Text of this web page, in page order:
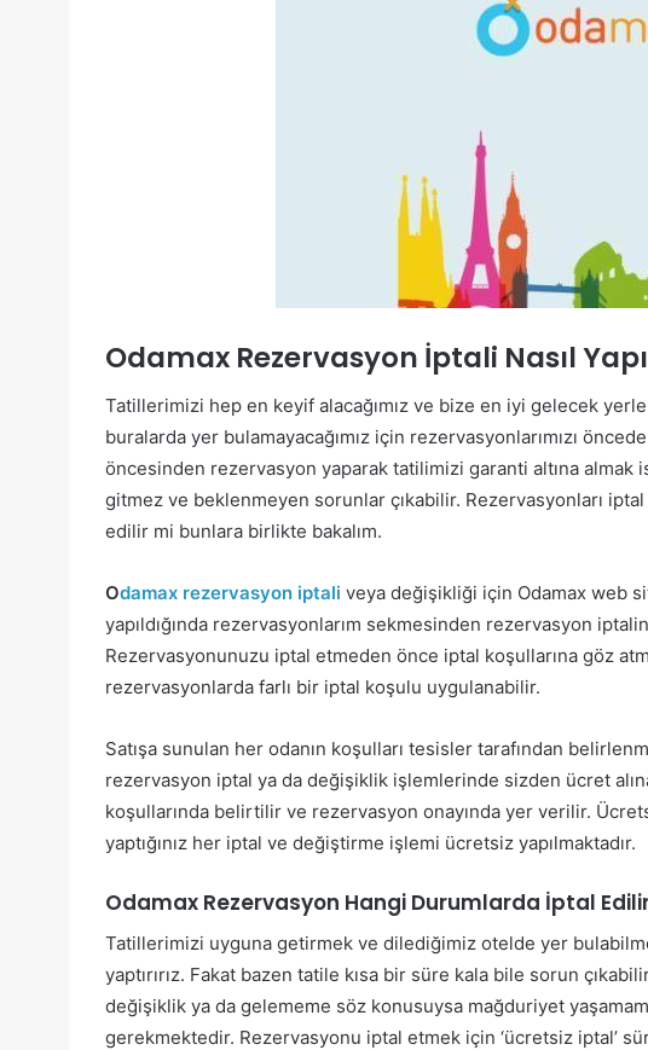
Odamax Rezervasyon İptali Nasıl
Tatillerimizi hep en keyif alacağımız ve bize en iyi gelecek
buralarda yer bulamayacağımız için rezervasyonlarımızı
öncesinden rezervasyon yaparak tatilimizi garanti altına
gitmez ve beklenmeyen sorunlar çıkabilir. Rezervasyonları
edilir mi bunlara birlikte bakalım.
Odamax rezervasyon iptali veya değişikliği için Odamax web
yapıldığında rezervasyonlarım sekmesinden rezervasyon
Rezervasyonunuzu iptal etmeden önce iptal koşullarına göz
rezervasyonlarda farlı bir iptal koşulu uygulanabilir.
Satışa sunulan her odanın koşulları tesisler tarafından
rezervasyon iptal ya da değişiklik işlemlerinde sizden ücret
koşullarında belirtilir ve rezervasyon onayında yer verilir.
yaptığınız her iptal ve değiştirme işlemi ücretsiz yapılmaktadır.
Odamax Rezervasyon Hangi Durumlarda İptal
Tatillerimizi uyguna getirmek ve dilediğimiz otelde yer
yaptırırız. Fakat bazen tatile kısa bir süre kala bile sorun
değişiklik ya da gelememe söz konusuysa mağduriyet
gerekmektedir. Rezervasyonu iptal etmek için ‘ücretsiz iptal’